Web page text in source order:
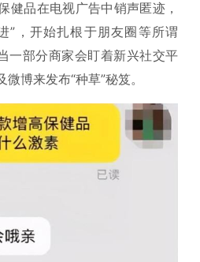
健品在电视广告中销声匿迹，
”，开始扎根于朋友圈等所谓
一部分商家会盯着新兴社交平
博来发布“种草”秘笈。